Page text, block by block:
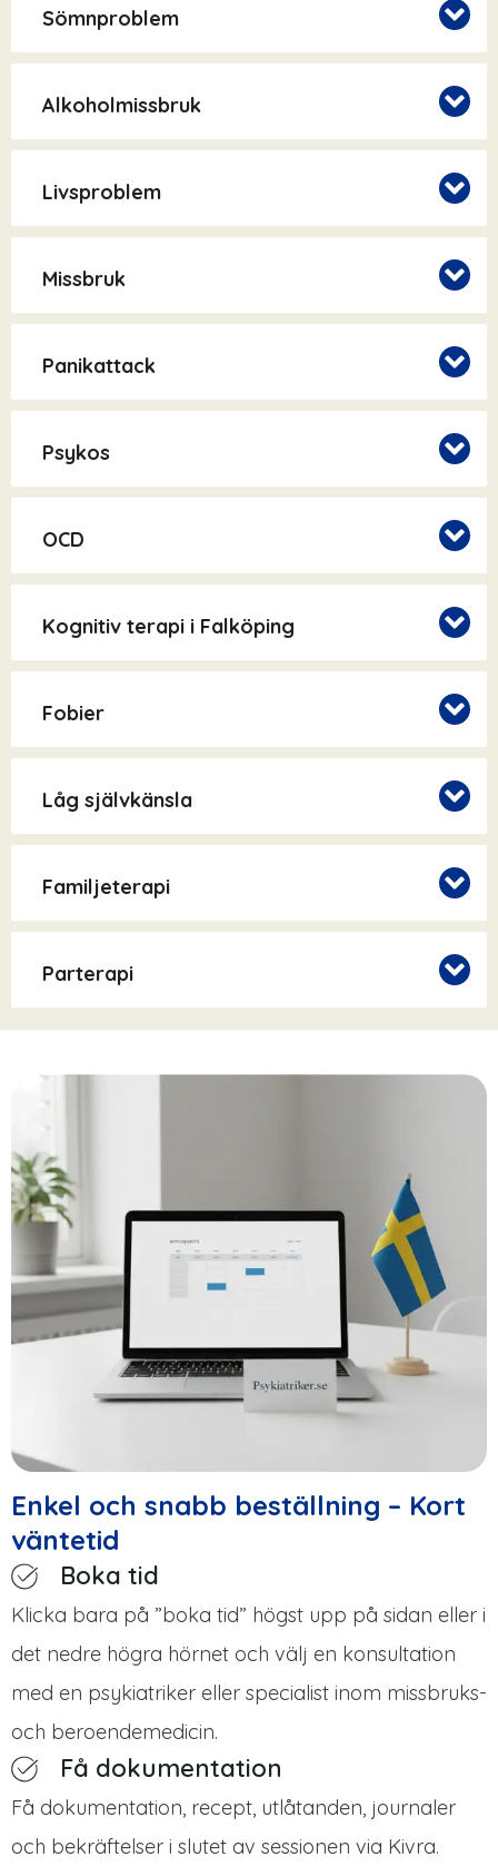
Sömnproblem
Alkoholmissbruk
Livsproblem
Missbruk
Panikattack
Psykos
OCD
Kognitiv terapi i Falköping
Fobier
Låg självkänsla
Familjeterapi
Parterapi
Enkel och snabb beställning – Kort
väntetid
Boka tid
Klicka bara på ”boka tid” högst upp på sidan eller i
det nedre högra hörnet och välj en konsultation
med en psykiatriker eller specialist inom missbruks-
och beroendemedicin.
Få dokumentation
Få dokumentation, recept, utlåtanden, journaler
och bekräftelser i slutet av sessionen via Kivra.